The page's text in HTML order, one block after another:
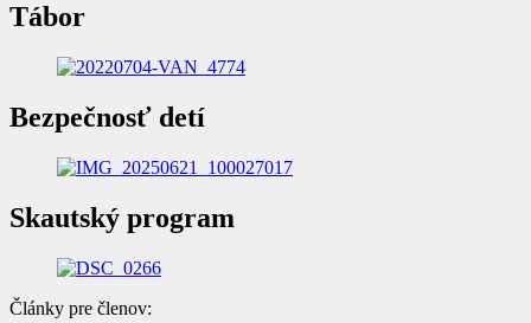
Tábor
Bezpečnosť detí
Skautský program
Články pre členov: